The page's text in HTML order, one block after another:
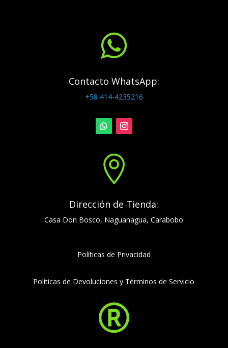

Contacto WhatsApp:
+58 414-4235216

Dirección de Tienda:
Casa Don Bosco, Naguanagua, Carabobo
Políticas de Privacidad
Políticas de Devoluciones y Términos de Servicio
